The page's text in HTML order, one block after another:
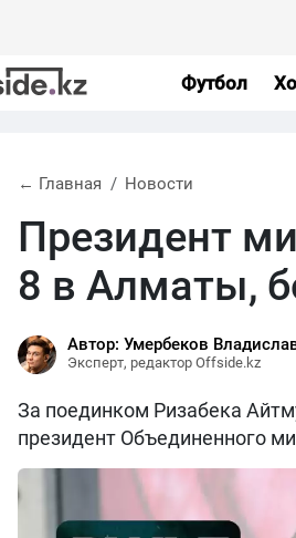
Футбол
← Главная Новости
Президент
8 в Алматы,
Автор: Умербеков
Эксперт, редактор Offside.kz
За поединком Ризабека
президент Объединенного